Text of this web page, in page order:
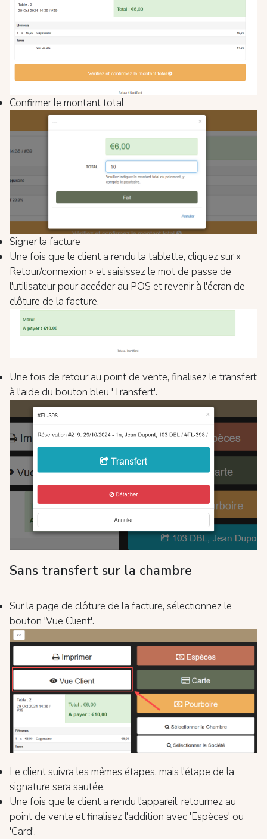
Confirmer le montant total
Signer la facture
Une fois que le client a rendu la tablette, cliquez sur «
Retour/connexion » et saisissez le mot de passe de
l'utilisateur pour accéder au POS et revenir à l'écran de
clôture de la facture.
Une fois de retour au point de vente, finalisez le transfert
à l'aide du bouton bleu 'Transfert'.
Sans transfert sur la chambre
Sur la page de clôture de la facture, sélectionnez le
bouton 'Vue Client'.
Le client suivra les mêmes étapes, mais l'étape de la
signature sera sautée.
Une fois que le client a rendu l'appareil, retournez au
point de vente et finalisez l'addition avec 'Espèces' ou
'Card'.